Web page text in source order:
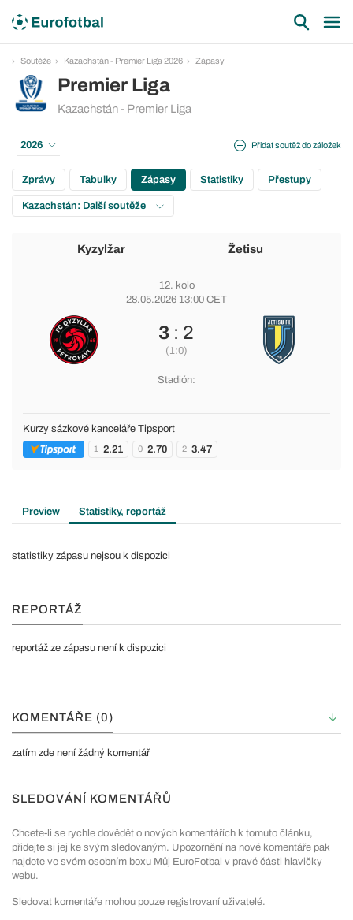
Soutěže Kazachstán - Premier Liga 2026 Zápasy
Premier Liga
Kazachstán - Premier Liga
Přidat soutěž do záložek
2026
Zprávy Tabulky Zápasy Statistiky Přestupy
Kazachstán: Další soutěže
Kyzylžar Žetisu
12. kolo
28.05.2026 13:00 CET
3 : 2
(1:0)
Stadión:
Kurzy sázkové kanceláře Tipsport
1 2.21 0 2.70 2 3.47
Preview Statistiky, reportáž
statistiky zápasu nejsou k dispozici
REPORTÁŽ
reportáž ze zápasu není k dispozici
KOMENTÁŘE (0)
zatím zde není žádný komentář
SLEDOVÁNÍ KOMENTÁŘŮ
Chcete-li se rychle dovědět o nových komentářích k tomuto článku,
přidejte si jej ke svým sledovaným. Upozornění na nové komentáře pak
najdete ve svém osobním boxu Můj EuroFotbal v pravé části hlavičky
webu.
Sledovat komentáře mohou pouze registrovaní uživatelé.